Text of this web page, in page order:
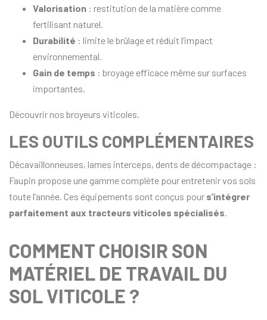
Valorisation : restitution de la matière comme
fertilisant naturel.
Durabilité : limite le brûlage et réduit l’impact
environnemental.
Gain de temps : broyage efficace même sur surfaces
importantes.
Découvrir nos broyeurs viticoles.
LES OUTILS COMPLÉMENTAIRES
Décavaillonneuses, lames interceps, dents de décompactage :
Faupin propose une gamme complète pour entretenir vos sols
toute l’année. Ces équipements sont conçus pour s’intégrer
parfaitement aux tracteurs viticoles spécialisés
COMMENT CHOISIR SON
MATÉRIEL DE TRAVAIL DU
SOL VITICOLE ?